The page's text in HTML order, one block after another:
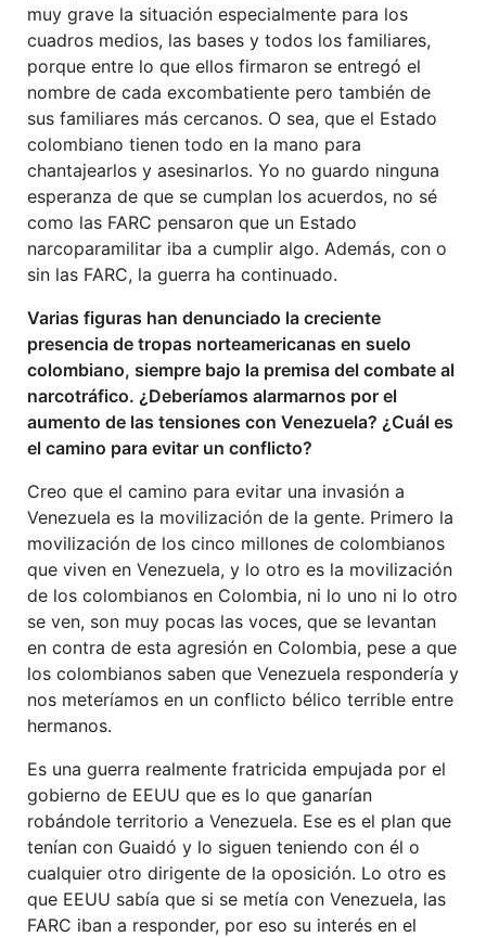
muy grave la situación especialmente para los
cuadros medios, las bases y todos los familiares,
porque entre lo que ellos firmaron se entregó el
nombre de cada excombatiente pero también de
sus familiares más cercanos. O sea, que el Estado
colombiano tienen todo en la mano para
chantajearlos y asesinarlos. Yo no guardo ninguna
esperanza de que se cumplan los acuerdos, no sé
como las FARC pensaron que un Estado
narcoparamilitar iba a cumplir algo. Además, con o
sin las FARC, la guerra ha continuado.
Varias figuras han denunciado la creciente
presencia de tropas norteamericanas en suelo
colombiano, siempre bajo la premisa del combate al
narcotráfico. ¿Deberíamos alarmarnos por el
aumento de las tensiones con Venezuela? ¿Cuál es
el camino para evitar un conflicto?
Creo que el camino para evitar una invasión a
Venezuela es la movilización de la gente. Primero la
movilización de los cinco millones de colombianos
que viven en Venezuela, y lo otro es la movilización
de los colombianos en Colombia, ni lo uno ni lo otro
se ven, son muy pocas las voces, que se levantan
en contra de esta agresión en Colombia, pese a que
los colombianos saben que Venezuela respondería y
nos meteríamos en un conflicto bélico terrible entre
hermanos.
Es una guerra realmente fratricida empujada por el
gobierno de EEUU que es lo que ganarían
robándole territorio a Venezuela. Ese es el plan que
tenían con Guaidó y lo siguen teniendo con él o
cualquier otro dirigente de la oposición. Lo otro es
que EEUU sabía que si se metía con Venezuela, las
FARC iban a responder, por eso su interés en el